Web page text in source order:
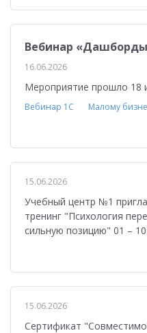
Вебинар
16.06.2026
Мероприятие прошло 18
Вебинар 1С Малому
15.06.2026
Учебный центр №1
тренинг "Психология
сильную позицию" 01 –
15.06.2026
Сертификат